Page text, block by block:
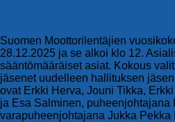
Suomen Moottorilentäjien
28.12.2025 ja se alkoi klo 12.
sääntömääräiset asiat. Kokous
jäsenet uudelleen hallituksen
ovat Erkki Herva, Jouni Tikka,
ja Esa Salminen, puheenjohtajana
varapuheenjohtajana Jukka Pekka